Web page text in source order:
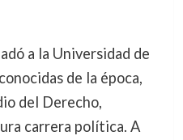
a la Universidad de
de la época,
del Derecho,
carrera política. A